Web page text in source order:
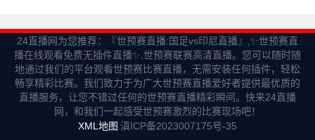
24直播网为您推荐：『世预赛直播:国足vs印尼直播』,✨世预赛直
播在线观看免费无插件直播✨,世预赛联赛高清直播。您可以随时随
地通过我们的平台观看世预赛比赛直播，无需安装任何插件，轻松
畅享精彩比赛。我们致力于为广大世预赛直播爱好者提供最优质的
直播服务，让您不错过任何的世预赛直播精彩瞬间。快来24直播
网，和我们一起感受世预赛激烈的比赛现场吧！
XML地图 滇ICP备2023007175号-35